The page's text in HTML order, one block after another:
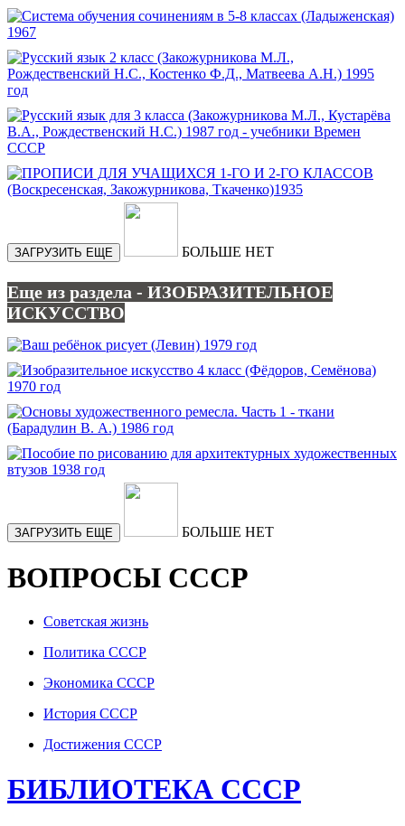
ЗАГРУЗИТЬ ЕЩЕ БОЛЬШЕ НЕТ
Еще из раздела - ИЗОБРАЗИТЕЛЬНОЕ
ИСКУССТВО
ЗАГРУЗИТЬ ЕЩЕ БОЛЬШЕ НЕТ
ВОПРОСЫ СССР
Советская жизнь
Политика СССР
Экономика СССР
История СССР
Достижения СССР
БИБЛИОТЕКА СССР